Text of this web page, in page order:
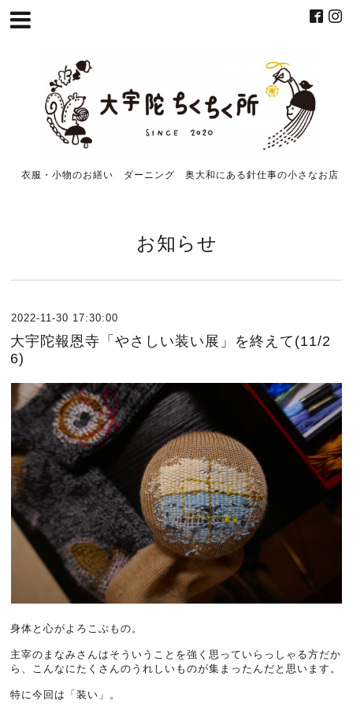
衣服・小物のお繕い ダーニング 奥大和にある針仕事の小さなお店
お知らせ
2022-11-30 17:30:00
大宇陀報恩寺「やさしい装い展」を終えて(11/2
6)
身体と心がよろこぶもの。
主宰のまなみさんはそういうことを強く思っていらっしゃる方だか
ら、こんなにたくさんのうれしいものが集まったんだと思います。
特に今回は「装い」。